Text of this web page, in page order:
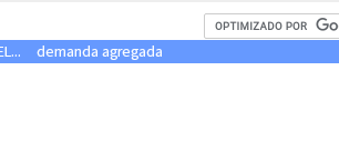
demanda agregada